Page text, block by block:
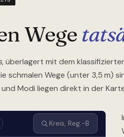
Wege
, überlagert mit dem
schmalen Wege (unter 3,5 m)
Modi liegen direkt in der